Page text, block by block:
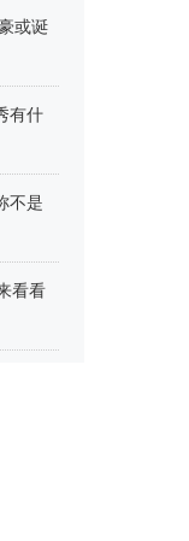
或诞
有什
不是
看看